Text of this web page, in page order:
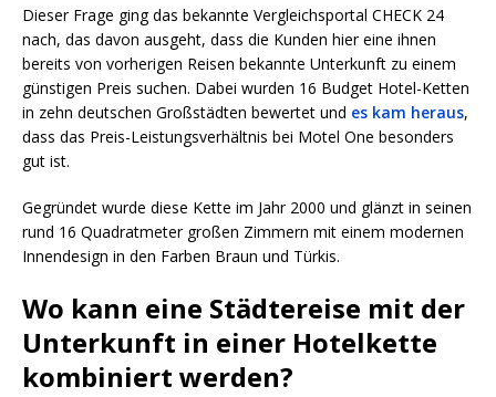
Dieser Frage ging das bekannte Vergleichsportal CHECK 24
nach, das davon ausgeht, dass die Kunden hier eine ihnen
bereits von vorherigen Reisen bekannte Unterkunft zu einem
günstigen Preis suchen. Dabei wurden 16 Budget Hotel-Ketten
in zehn deutschen Großstädten bewertet und es kam heraus,
dass das Preis-Leistungsverhältnis bei Motel One besonders
gut ist.
Gegründet wurde diese Kette im Jahr 2000 und glänzt in seinen
rund 16 Quadratmeter großen Zimmern mit einem modernen
Innendesign in den Farben Braun und Türkis.
Wo kann eine Städtereise mit der
Unterkunft in einer Hotelkette
kombiniert werden?